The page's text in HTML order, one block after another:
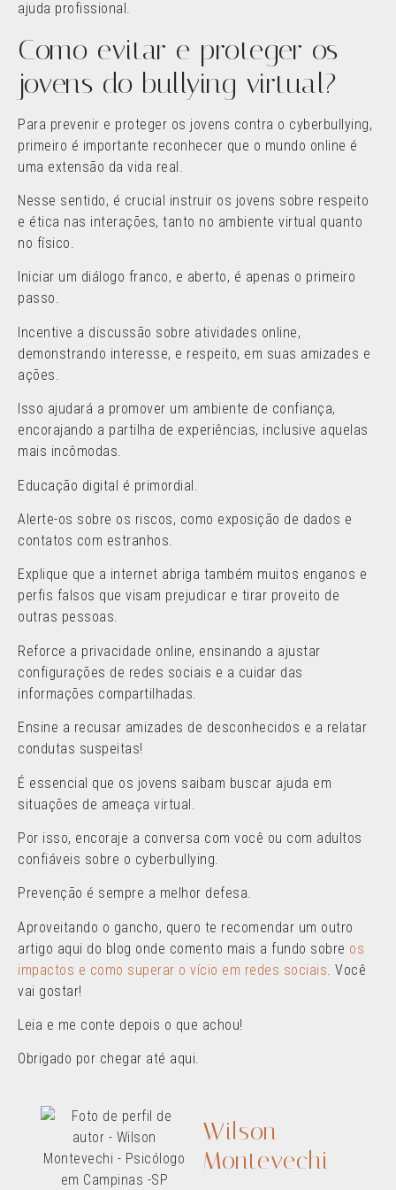
ajuda profissional.
Como evitar e proteger os
jovens do bullying virtual?
Para prevenir e proteger os jovens contra o cyberbullying,
primeiro é importante reconhecer que o mundo online é
uma extensão da vida real.
Nesse sentido, é crucial instruir os jovens sobre respeito
e ética nas interações, tanto no ambiente virtual quanto
no físico.
Iniciar um diálogo franco, e aberto, é apenas o primeiro
passo.
Incentive a discussão sobre atividades online,
demonstrando interesse, e respeito, em suas amizades e
ações.
Isso ajudará a promover um ambiente de confiança,
encorajando a partilha de experiências, inclusive aquelas
mais incômodas.
Educação digital é primordial.
Alerte-os sobre os riscos, como exposição de dados e
contatos com estranhos.
Explique que a internet abriga também muitos enganos e
perfis falsos que visam prejudicar e tirar proveito de
outras pessoas.
Reforce a privacidade online, ensinando a ajustar
configurações de redes sociais e a cuidar das
informações compartilhadas.
Ensine a recusar amizades de desconhecidos e a relatar
condutas suspeitas!
É essencial que os jovens saibam buscar ajuda em
situações de ameaça virtual.
Por isso, encoraje a conversa com você ou com adultos
confiáveis sobre o cyberbullying.
Prevenção é sempre a melhor defesa.
Aproveitando o gancho, quero te recomendar um outro
artigo aqui do blog onde comento mais a fundo sobre os
impactos e como superar o vício em redes sociais . Você
vai gostar!
Leia e me conte depois o que achou!
Obrigado por chegar até aqui.
Wilson
Montevechi